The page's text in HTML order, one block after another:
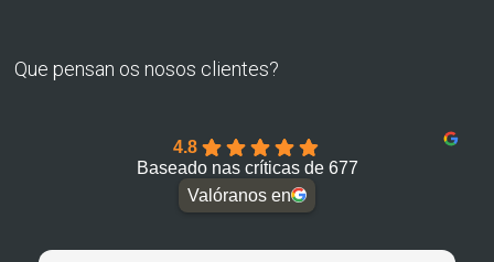
Que pensan os nosos clientes?
4.8
Baseado nas críticas de 677
Valóranos en